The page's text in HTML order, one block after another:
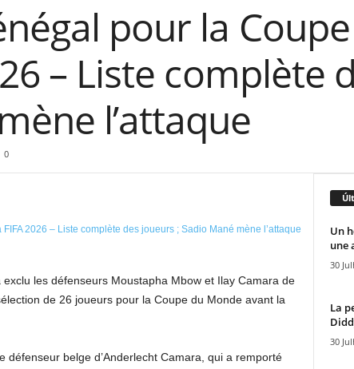
pour la
– Liste complète
l’attaque
0
les défenseurs Moustapha Mbow et Ilay Camara de
de 26 joueurs pour la Coupe du Monde avant la
défenseur belge d’Anderlecht ⁠Camara, qui a remporté
Un
une
30
La
30